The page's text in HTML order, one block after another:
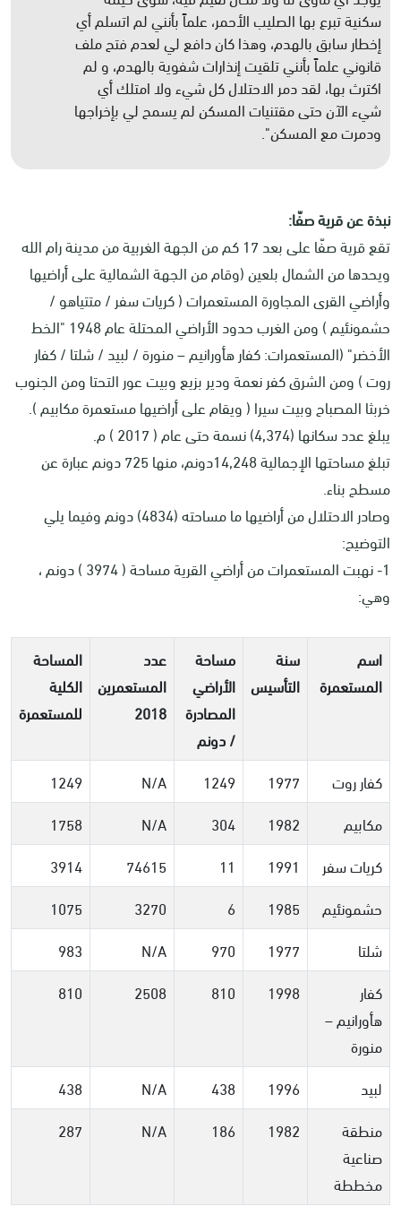
سكنية تبرع بها الصليب الأحمر، علماً بأنني لم اتسلم أي
إخطار سابق بالهدم، وهذا كان دافع لي لعدم فتح ملف
قانوني علماً بأنني تلقيت إنذارات شفوية بالهدم، و لم
اكترث بها، لقد دمر الاحتلال كل شيء ولا امتلك أي
شيء الآن حتى مقتنيات المسكن لم يسمح لي بإخراجها
ودمرت مع المسكن".
نبذة عن قرية صفّا:
تقع قرية صفّا على بعد 17 كم من الجهة الغربية من مدينة رام الله
ويحدها من الشمال بلعين (وقام من الجهة الشمالية على أراضيها
وأراضي القرى المجاورة المستعمرات ( كريات سفر / متتياهو /
حشمونئيم ) ومن الغرب حدود الأراضي المحتلة عام 1948 "الخط
الأخضر" (المستعمرات: كفار هأورانيم – منورة / لبيد / شلتا / كفار
روت ) ومن الشرق كفر نعمة ودير بزيع وبيت عور التحتا ومن الجنوب
خربثا المصباح وبيت سيرا ( ويقام على أراضيها مستعمرة مكابيم ).
يبلغ عدد سكانها (4,374) نسمة حتى عام ( 2017 ) م.
تبلغ مساحتها الإجمالية 14,248دونم، منها 725 دونم عبارة عن
مسطح بناء.
وصادر الاحتلال من أراضيها ما مساحته (4834) دونم وفيما يلي
التوضيح:
1- نهبت المستعمرات من أراضي القرية مساحة ( 3974 ) دونم ،
وهي:
اسم
المستعمرة
سنة
التأسيس
مساحة
الأراضي
المصادرة
/ دونم
عدد
المستعمرين
2018
المساحة
الكلية
للمستعمرة
كفار روت 1977
1249
N/A
1249
مكابيم
1982
304
N/A
1758
كريات سفر
1991
11
74615
3914
حشمونئيم
1985
6
3270
1075
شلتا
1977
970
N/A
983
كفار
هأورانيم –
منورة
1998
810
2508
810
لبيد 1996
438
N/A
438
منطقة
صناعية
مخططة
1982
186
N/A
287